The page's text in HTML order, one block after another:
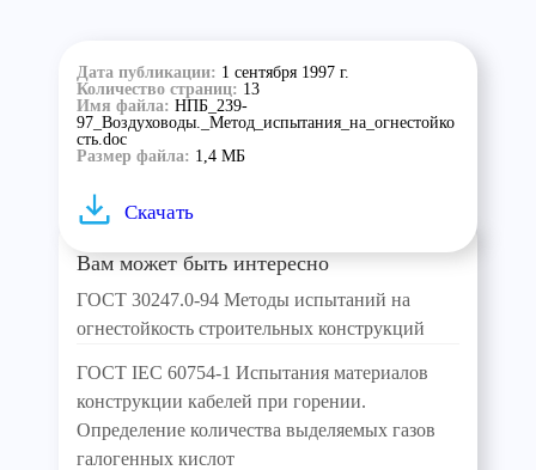
Дата публикации: 1 сентября 1997 г.
Количество страниц: 13
Имя файла: НПБ_239-
97_Воздуховоды._Метод_испытания_на_огнестойко
сть.doc
Размер файла: 1,4 МБ
Скачать
Вам может быть интересно
ГОСТ 30247.0-94 Методы испытаний на
огнестойкость строительных конструкций
ГОСТ IEC 60754-1 Испытания материалов
конструкции кабелей при горении.
Определение количества выделяемых газов
галогенных кислот